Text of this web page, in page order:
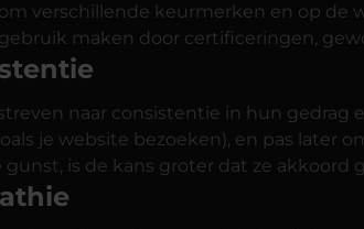
verschillende keurmerken en op de
maken door certificeringen,
naar consistentie in hun gedrag
je website bezoeken), en pas later
gunst, is de kans groter dat ze akkoord